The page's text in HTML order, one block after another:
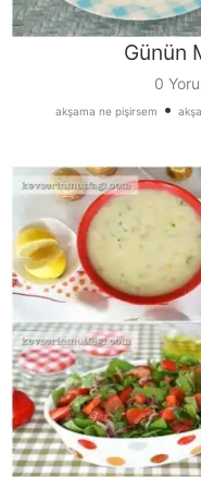
Günün
0
akşama ne pişirsem •